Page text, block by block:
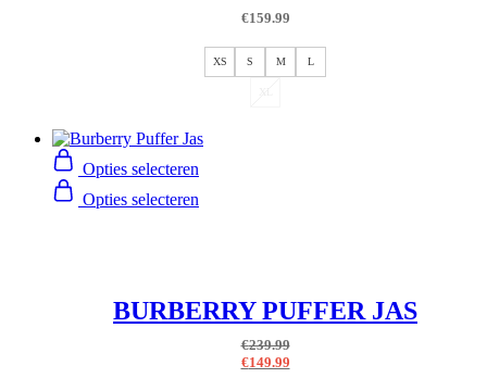
€159.99
XS S M L
Opties selecteren
Opties selecteren
BURBERRY PUFFER JAS
€239.99
€149.99